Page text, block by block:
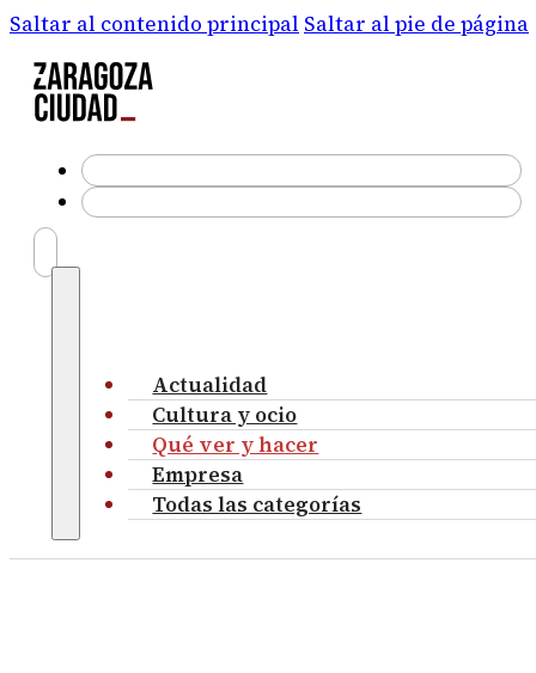
Saltar al contenido principal Saltar al pie de página
Actualidad
Cultura y ocio
Qué ver y hacer
Empresa
Todas las categorías